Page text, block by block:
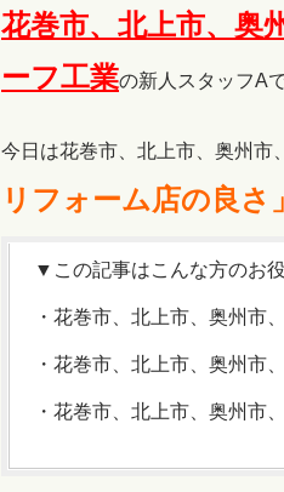
花巻市、北上市、
ーフ工業の新人スタッフA
今日は花巻市、北上市、奥州市
リフォーム店の良さ」
▼この記事はこんな方のお
・花巻市、北上市、奥州市
・花巻市、北上市、奥州市
・花巻市、北上市、奥州市